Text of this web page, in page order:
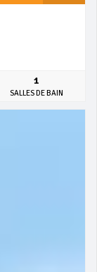
1
SALLES DE BAIN